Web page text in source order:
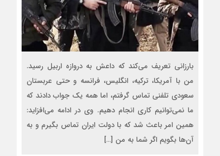
بارزانی تعریف می‌کند که داعش به دروازه اربیل رسید.
من با آمریکا، ترکیه، انگلیس، فرانسه و حتی عربستان
سعودی تلفنی تماس گرفتم، اما همه یک جواب دادند که
ما نمی‌توانیم کاری انجام دهیم. وی در ادامه می‌افزاید:
همین امر باعث شد که با دولت ایران تماس بگیرم و به
آن‌ها بگویم اگر شما به من […]